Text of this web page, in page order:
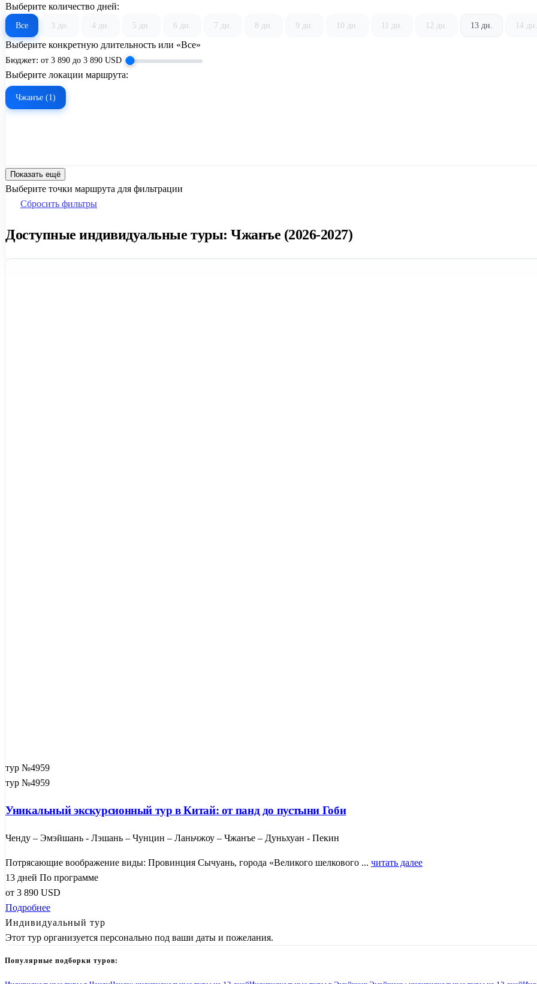
Выберите количество дней:
Все 3 дн. 4 дн. 5 дн. 6 дн. 7 дн. 8 дн. 9 дн. 10 дн. 11 дн. 12 дн. 13 дн. 14 дн.
Выберите конкретную длительность или «Все»
Бюджет: от 3 890 до 3 890 USD
Выберите локации маршрута:
Чжанъе (1)
Показать ещё
Выберите точки маршрута для фильтрации
Сбросить фильтры
Доступные индивидуальные туры: Чжанъе (2026-2027)
тур №4959
тур №4959
Уникальный экскурсионный тур в Китай: от панд до пустыни Гоби
Ченду – Эмэйшань - Лэшань – Чунцин – Ланьчжоу – Чжанъе – Дуньхуан - Пекин
Потрясающие воображение виды: Провинция Сычуань, города «Великого шелкового ... читать далее
13 дней По программе
от 3 890 USD
Подробнее
Индивидуальный тур
Этот тур организуется персонально под ваши даты и пожелания.
Популярные подборки туров: